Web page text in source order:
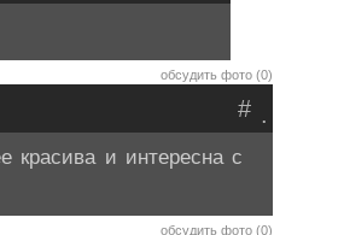
обсудить фото (0)
.
#
и интересна с
обсудить фото (0)